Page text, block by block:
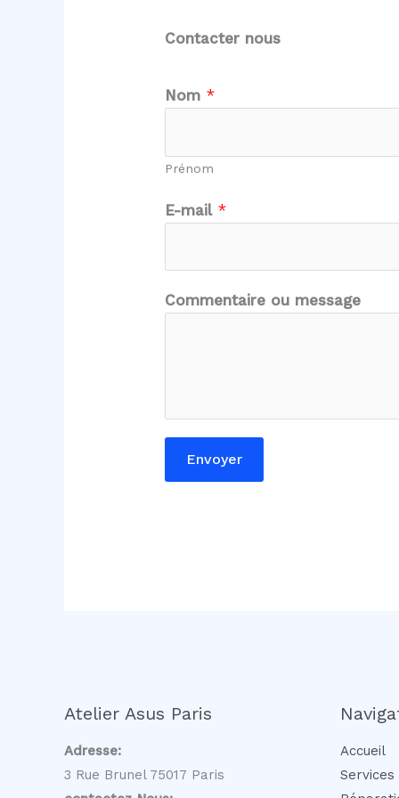
Contacter nous
Nom *
Prénom
*
C
m
m
i
r
E-mail *
Commentaire ou message
Envoyer
Atelier Asus Paris
Adresse:
3 Rue Brunel 75017 Paris
Accueil
Services